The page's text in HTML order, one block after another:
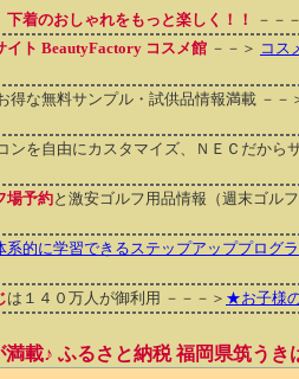
下着のおしゃれをもっと楽しく！！
－－
イト BeautyFactory コスメ館 －－＞ コス
得な無料サンプル・試供品情報満載 －－
ンを自由にカスタマイズ、ＮＥＣだから
場予約と激安ゴルフ用品情報（週末ゴル
系的に学習できるステップアッププログ
は１４０万人が御利用 －－－＞ ★お子様
載♪ ふるさと納税 福岡県筑うき